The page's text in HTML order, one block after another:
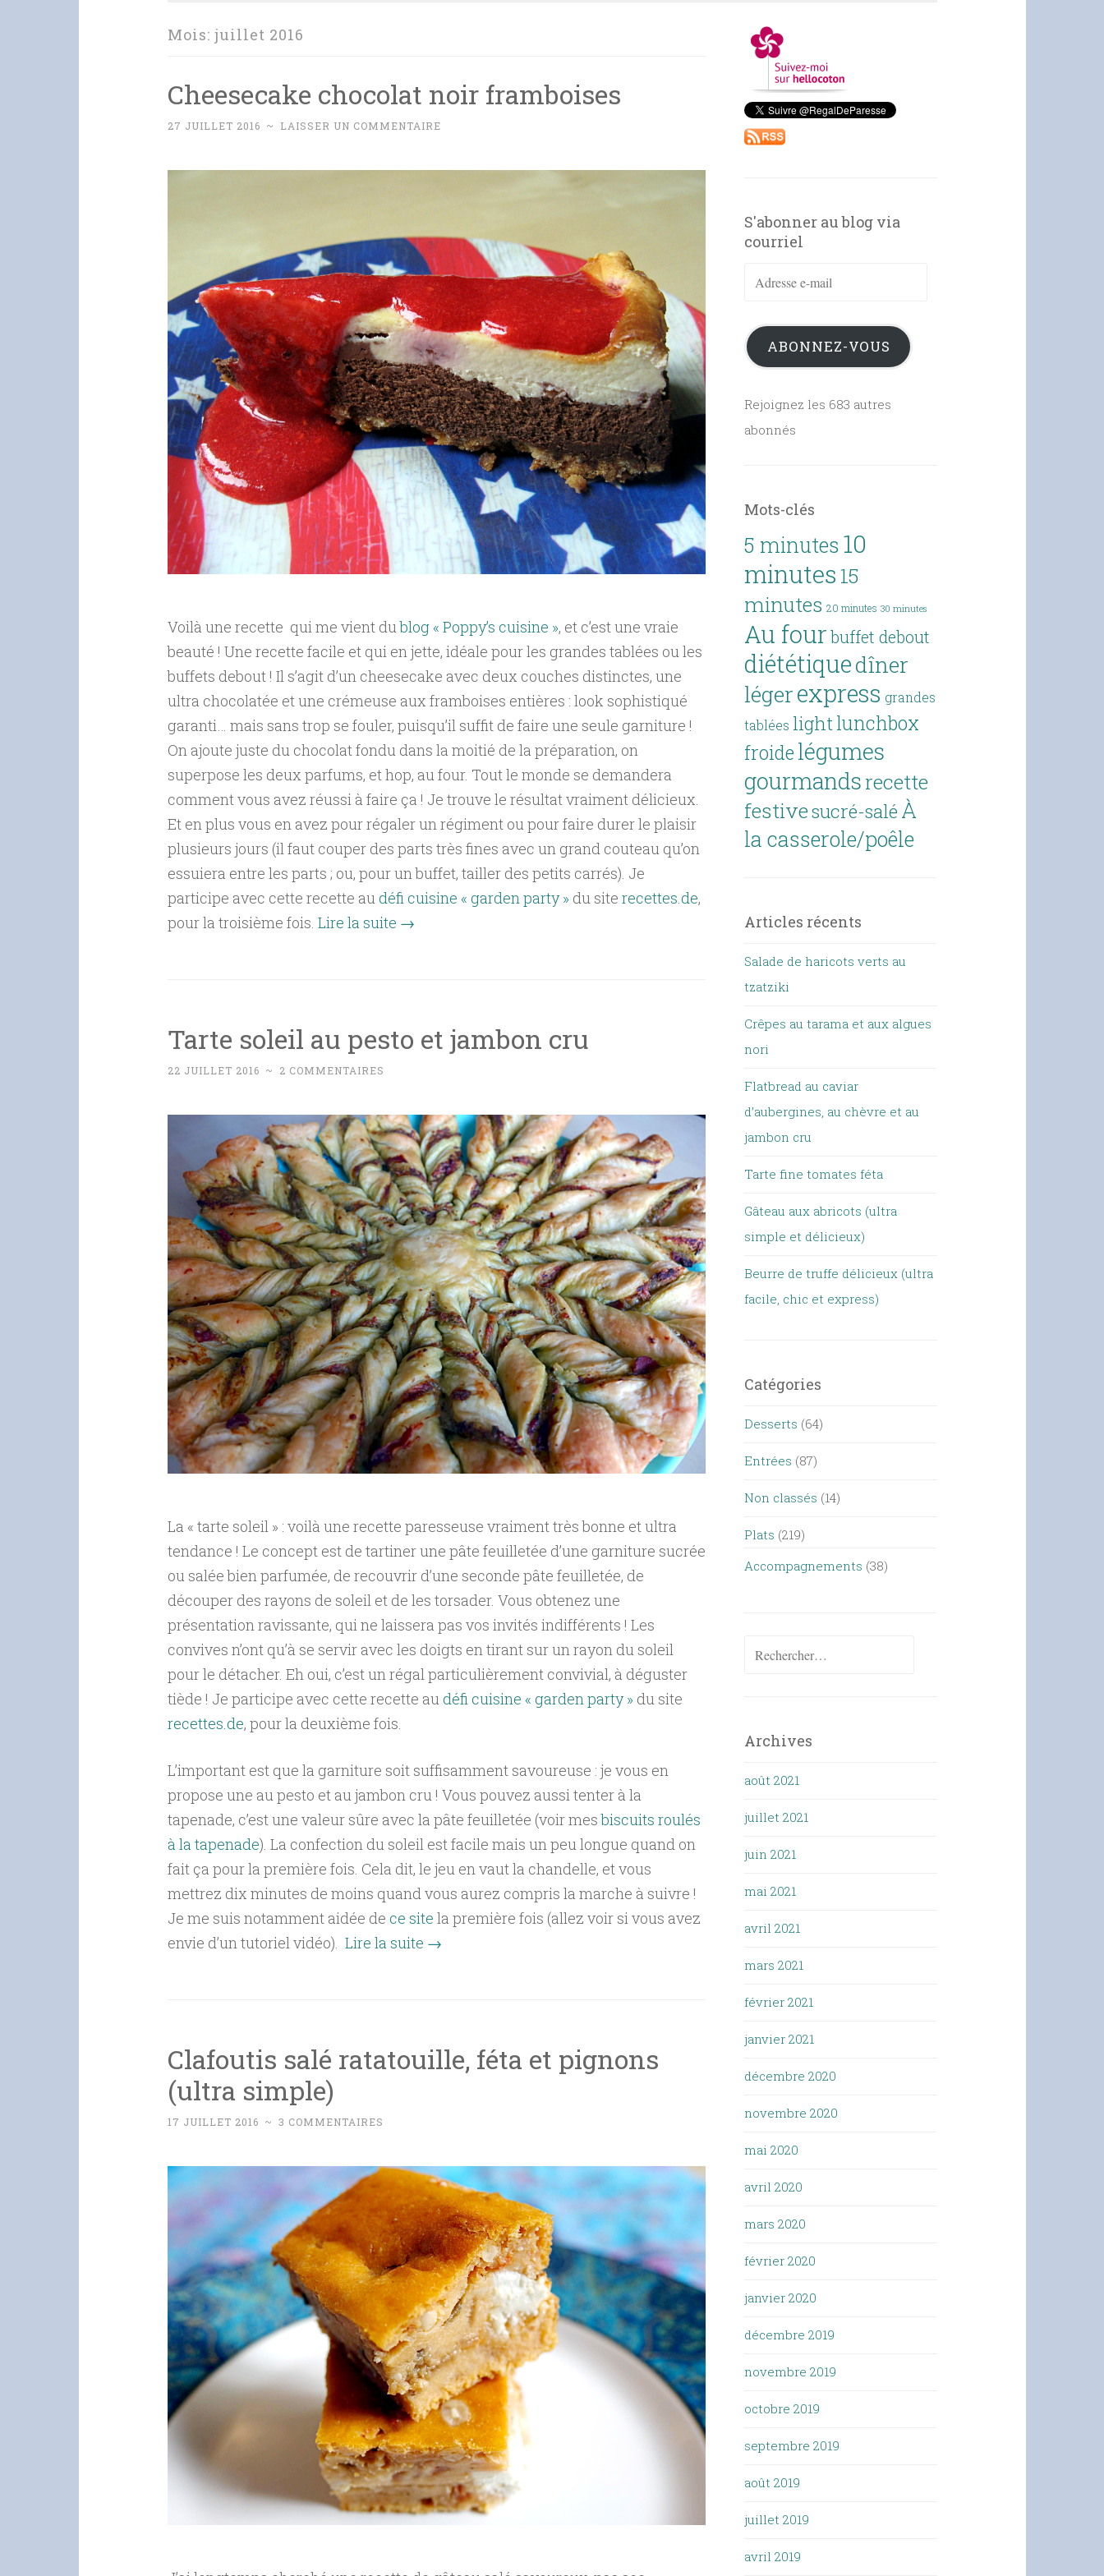
Mois: juillet 2016
Cheesecake chocolat noir framboises
27 JUILLET 2016 ~ LAISSER UN COMMENTAIRE
Voilà une recette qui me vient dublog « Poppy’s cuisine », et c’est une vraie
beauté ! Une recette facile et qui en jette, idéale pour les grandes tablées ou les
buffets debout ! Il s’agit d’un cheesecake avec deux couches distinctes, une
ultra chocolatée et une crémeuse aux framboises entières : look sophistiqué
garanti… mais sans trop se fouler, puisqu’il suffit de faire une seule garniture !
On ajoute juste du chocolat fondu dans la moitié de la préparation, on
superpose les deux parfums, et hop, au four. Tout le monde se demandera
comment vous avez réussi à faire ça ! Je trouve le résultat vraiment délicieux.
Et en plus vous en avez pour régaler un régiment ou pour faire durer le plaisir
plusieurs jours (il faut couper des parts très fines avec un grand couteau qu’on
essuiera entre les parts ; ou, pour un buffet, tailler des petits carrés). Je
participe avec cette recette audéfi cuisine « garden party » du site recettes.de,
pour la troisième fois. Lire la suite →
Tarte soleil au pesto et jambon cru
22 JUILLET 2016 ~ 2 COMMENTAIRES
La « tarte soleil » : voilà une recette paresseuse vraiment très bonne et ultra
tendance ! Le concept est de tartiner une pâte feuilletée d’une garniture sucrée
ou salée bien parfumée, de recouvrir d’une seconde pâte feuilletée, de
découper des rayons de soleil et de les torsader. Vous obtenez une
présentation ravissante, qui ne laissera pas vos invités indifférents ! Les
convives n’ont qu’à se servir avec les doigts en tirant sur un rayon du soleil
pour le détacher. Eh oui, c’est un régal particulièrement convivial, à déguster
tiède ! Je participe avec cette recette audéfi cuisine « garden party » du site
recettes.de, pour la deuxième fois.
L’important est que la garniture soit suffisamment savoureuse : je vous en
propose une au pesto et au jambon cru ! Vous pouvez aussi tenter à la
tapenade, c’est une valeur sûre avec la pâte feuilletée (voir mesbiscuits roulés
à la tapenade). La confection du soleil est facile mais un peu longue quand on
fait ça pour la première fois. Cela dit, le jeu en vaut la chandelle, et vous
mettrez dix minutes de moins quand vous aurez compris la marche à suivre !
Je me suis notamment aidée de ce site la première fois (allez voir si vous avez
envie d’un tutoriel vidéo). Lire la suite →
Clafoutis salé ratatouille, féta et pignons
(ultra simple)
17 JUILLET 2016 ~ 3 COMMENTAIRES
S'abonner au blog via
courriel
Adresse
mail
ABONNEZ-VOUS
Rejoignez les 683 autres
abonnés
Mots-clés
5 minutes 10
minutes15
minutes 20 minutes 30 minutes
Au four buffet debout
diététiquedîner
légerexpress grandes
tablées light lunchbox
froide légumes
gourmandsrecette
festivesucré-salé À
la casserole/poêle
Articles récents
Salade de haricots verts au
tzatziki
Crêpes au tarama et aux algues
nori
Flatbread au caviar
d’aubergines, au chèvre et au
jambon cru
Tarte fine tomates féta
Gâteau aux abricots (ultra
simple et délicieux)
Beurre de truffe délicieux (ultra
facile, chic et express)
Catégories
Desserts (64)
Entrées (87)
Non classés (14)
Plats (219)
Accompagnements (38)
Rechercher :
Archives
août 2021
juillet 2021
juin 2021
mai 2021
avril 2021
mars 2021
février 2021
janvier 2021
décembre 2020
novembre 2020
mai 2020
avril 2020
mars 2020
février 2020
janvier 2020
décembre 2019
novembre 2019
octobre 2019
septembre 2019
août 2019
juillet 2019
avril 2019